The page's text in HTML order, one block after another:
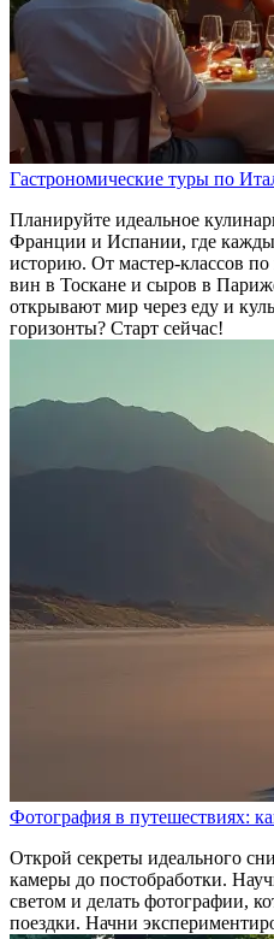
Гастрономические туры по
Планируйте идеальное
Франции и Испании, где
историю. От мастер-классов
вин в Тоскане и сыров в
открывают мир через еду и
горизонты? Старт сейчас!
Фотография в путешествиях:
Открой секреты идеального
камеры до постобработки.
светом и делать фотографии,
поездки. Начни